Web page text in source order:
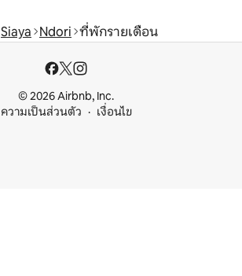
Siaya Ndori ที่พักรายเดือน
© 2026 Airbnb, Inc.
ความเป็นส่วนตัว
เงื่อนไข